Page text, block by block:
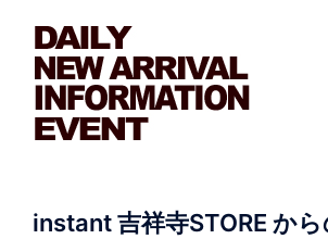
instant 吉祥寺STORE から